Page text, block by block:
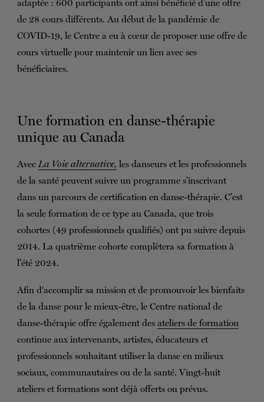
adaptée : 600 participants ont ainsi bénéficié d’une offre
de 28 cours différents. Au début de la pandémie de
COVID-19, le Centre a eu à cœur de proposer une offre de
cours virtuelle pour maintenir un lien avec ses
bénéficiaires.
Une formation en danse-thérapie
unique au Canada
AvecLa Voie alternative, les danseurs et les professionnels
de la santé peuvent suivre un programme s’inscrivant
dans un parcours de certification en danse-thérapie. C’est
la seule formation de ce type au Canada, que trois
cohortes (49 professionnels qualifiés) ont pu suivre depuis
2014. La quatrième cohorte complètera sa formation à
l’été 2024.
Afin d'accomplir sa mission et de promouvoir les bienfaits
de la danse pour le mieux-être, le Centre national de
danse-thérapie offre également des ateliers de formation
continue aux intervenants, artistes, éducateurs et
professionnels souhaitant utiliser la danse en milieux
sociaux, communautaires ou de la santé. Vingt-huit
ateliers et formations sont déjà offerts ou prévus.